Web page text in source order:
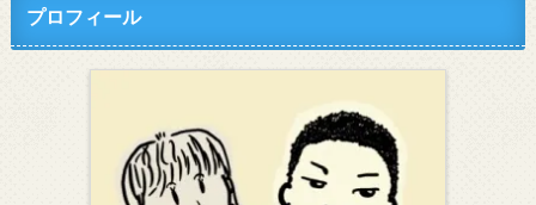
プロフィール